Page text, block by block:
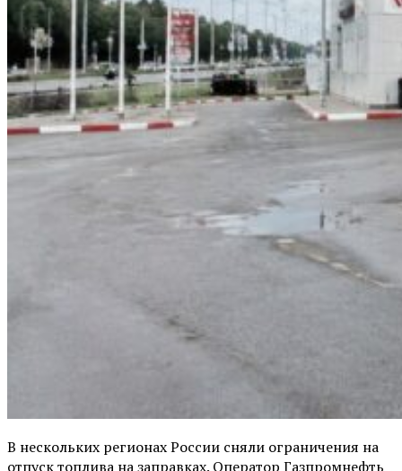
В нескольких регионах России сняли ограничения на
отпуск топлива на заправках. Оператор Газпромнефть